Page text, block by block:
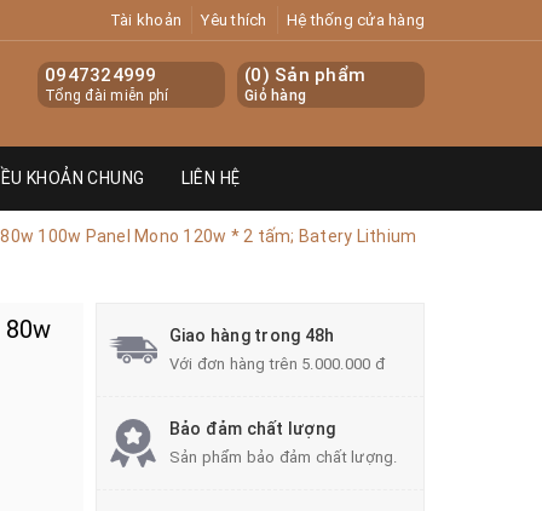
Tài khoản Yêu thích Hệ thống cửa hàng
(0) Sản phẩm
Giỏ hàng
0947324999
Tổng đài miễn phí
KHOẢN CHUNG LIÊN HỆ
100w Panel Mono 120w * 2 tấm; Batery Lithium
Giao hàng trong 48h
Với đơn hàng trên 5.000.000 đ
Bảo đảm chất lượng
Sản phẩm bảo đảm chất lượng.